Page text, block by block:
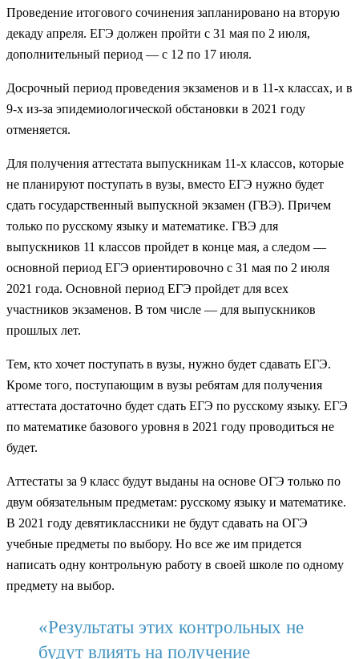
Проведение итогового сочинения запланировано на вторую
декаду апреля. ЕГЭ должен пройти с 31 мая по 2 июля,
дополнительный период — с 12 по 17 июля.
Досрочный период проведения экзаменов и в 11-х классах, и в
9-х из-за эпидемиологической обстановки в 2021 году
отменяется.
Для получения аттестата выпускникам 11-х классов, которые
не планируют поступать в вузы, вместо ЕГЭ нужно будет
сдать государственный выпускной экзамен (ГВЭ). Причем
только по русскому языку и математике. ГВЭ для
выпускников 11 классов пройдет в конце мая, а следом —
основной период ЕГЭ ориентировочно с 31 мая по 2 июля
2021 года. Основной период ЕГЭ пройдет для всех
участников экзаменов. В том числе — для выпускников
прошлых лет.
Тем, кто хочет поступать в вузы, нужно будет сдавать ЕГЭ.
Кроме того, поступающим в вузы ребятам для получения
аттестата достаточно будет сдать ЕГЭ по русскому языку. ЕГЭ
по математике базового уровня в 2021 году проводиться не
будет.
Аттестаты за 9 класс будут выданы на основе ОГЭ только по
двум обязательным предметам: русскому языку и математике.
В 2021 году девятиклассники не будут сдавать на ОГЭ
учебные предметы по выбору. Но все же им придется
написать одну контрольную работу в своей школе по одному
предмету на выбор.
«Результаты этих контрольных не
будут влиять на получение